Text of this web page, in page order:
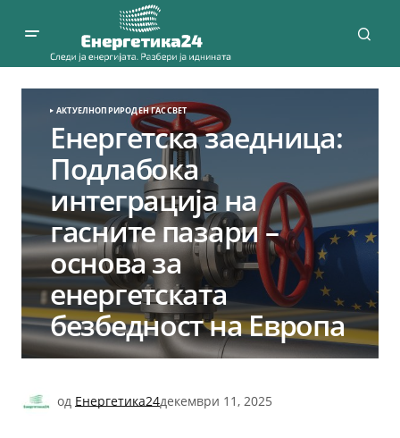
АКТУЕЛНОПРИРОДЕН ГАССВЕТ
Енергетска заедница:
Подлабока
интеграција на
гасните пазари –
основа за
енергетската
безбедност на Европа
од Енергетика24декември 11, 2025